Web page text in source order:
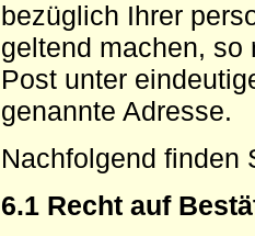
bezüglich Ihrer
geltend machen, so
Post unter
genannte Adresse.
Nachfolgend finden
6.1 Recht auf